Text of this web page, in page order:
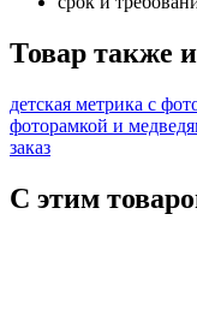
Товар также
детская метрика с
фоторамкой и
заказ
С этим